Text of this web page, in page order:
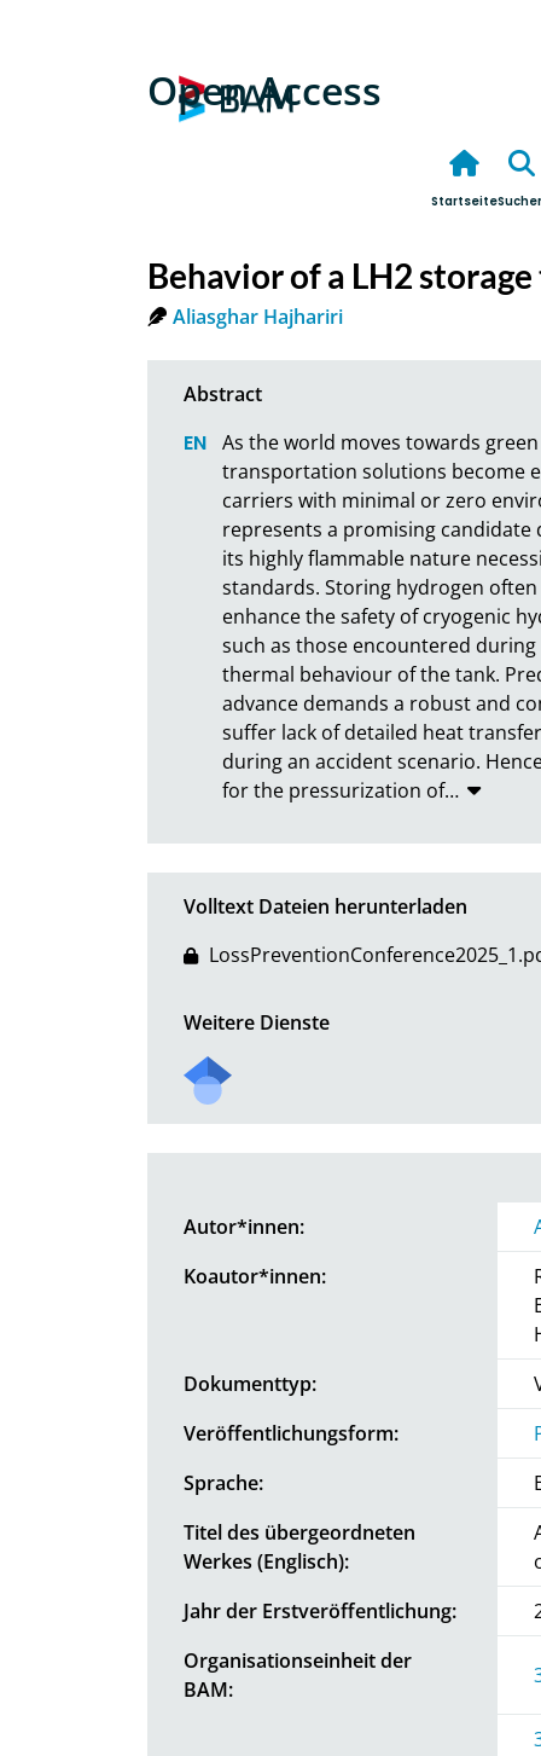
Open Access
Startseite
Behavior of a LH2
Aliasghar Hajhariri
As the world moves towards
transportation solutions become
carriers with minimal or zero
represents a promising
its highly flammable nature
standards. Storing hydrogen
enhance the safety of cryogenic
such as those encountered
thermal behaviour of the tank.
advance demands a robust and
suffer lack of detailed heat
during an accident scenario.
for the pressurization of…
Volltext Dateien herunterladen
Weitere Dienste
Autor*innen:
Koautor*innen:
Dokumenttyp:
Veröffentlichungsform:
Sprache:
Titel des übergeordneten
Werkes (Englisch):
Jahr der Erstveröffentlichung:
Organisationseinheit der
BAM: